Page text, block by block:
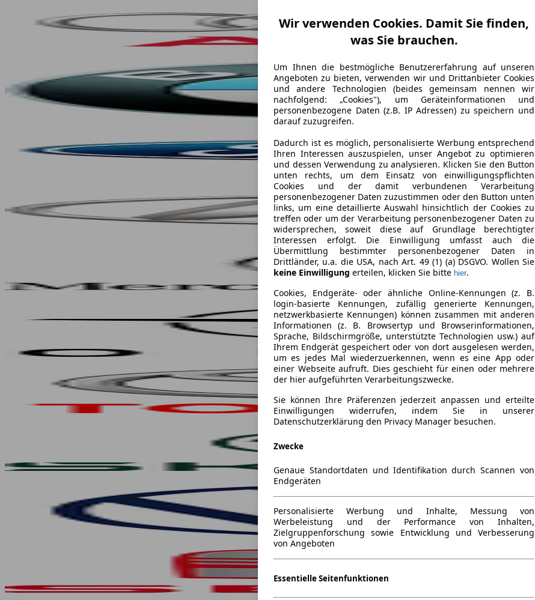
Wir verwenden Cookies. Damit Sie finden,
was Sie brauchen.
Um Ihnen die bestmögliche Benutzererfahrung auf unseren
Angeboten zu bieten, verwenden wir und Drittanbieter Cookies
und andere Technologien (beides gemeinsam nennen wir
nachfolgend: „Cookies"), um Geräteinformationen und
personenbezogene Daten (z.B. IP Adressen) zu speichern und
darauf zuzugreifen.
Dadurch ist es möglich, personalisierte Werbung entsprechend
Ihren Interessen auszuspielen, unser Angebot zu optimieren
und dessen Verwendung zu analysieren. Klicken Sie den Button
unten rechts, um dem Einsatz von einwilligungspflichten
Cookies und der damit verbundenen Verarbeitung
personenbezogener Daten zuzustimmen oder den Button unten
links, um eine detaillierte Auswahl hinsichtlich der Cookies zu
treffen oder um der Verarbeitung personenbezogener Daten zu
widersprechen, soweit diese auf Grundlage berechtigter
Interessen erfolgt. Die Einwilligung umfasst auch die
Übermittlung bestimmter personenbezogener Daten in
Drittländer, u.a. die USA, nach Art. 49 (1) (a) DSGVO. Wollen Sie
keine Einwilligung erteilen, klicken Sie bitte hier.
Cookies, Endgeräte- oder ähnliche Online-Kennungen (z. B.
login-basierte Kennungen, zufällig generierte Kennungen,
netzwerkbasierte Kennungen) können zusammen mit anderen
Informationen (z. B. Browsertyp und Browserinformationen,
Sprache, Bildschirmgröße, unterstützte Technologien usw.) auf
Ihrem Endgerät gespeichert oder von dort ausgelesen werden,
um es jedes Mal wiederzuerkennen, wenn es eine App oder
einer Webseite aufruft. Dies geschieht für einen oder mehrere
der hier aufgeführten Verarbeitungszwecke.
Sie können Ihre Präferenzen jederzeit anpassen und erteilte
Einwilligungen widerrufen, indem Sie in unserer
Datenschutzerklärung den Privacy Manager besuchen.
Zwecke
Genaue Standortdaten und Identifikation durch Scannen von
Endgeräten
Personalisierte Werbung und Inhalte, Messung von
Werbeleistung und der Performance von Inhalten,
Zielgruppenforschung sowie Entwicklung und Verbesserung
von Angeboten
Essentielle Seitenfunktionen